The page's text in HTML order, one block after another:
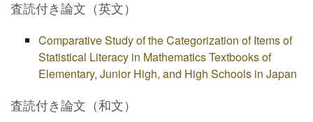
査読付き論文（英文）
Comparative Study of the Categorization of Items of
Statistical Literacy in Mathematics Textbooks of
Elementary, Junior High, and High Schools in Japan
査読付き論文（和文）